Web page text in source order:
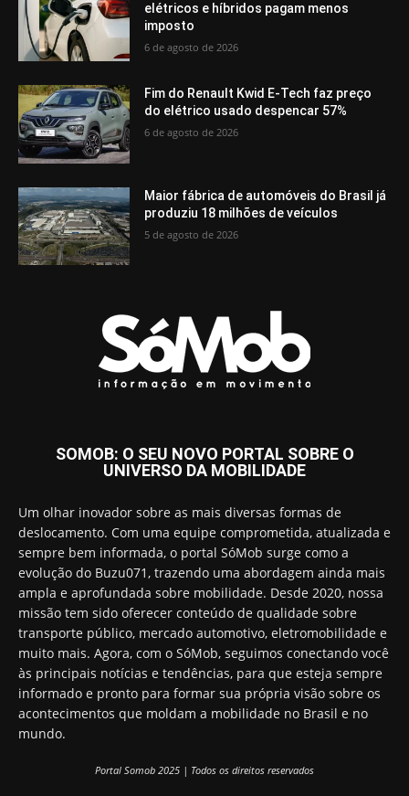
elétricos e híbridos pagam menos
imposto
6 de agosto de 2026
Fim do Renault Kwid E-Tech faz preço
do elétrico usado despencar 57%
6 de agosto de 2026
Maior fábrica de automóveis do Brasil já
produziu 18 milhões de veículos
5 de agosto de 2026
SOMOB: O SEU NOVO PORTAL SOBRE O
UNIVERSO DA MOBILIDADE
Um olhar inovador sobre as mais diversas formas de
deslocamento. Com uma equipe comprometida, atualizada e
sempre bem informada, o portal SóMob surge como a
evolução do Buzu071, trazendo uma abordagem ainda mais
ampla e aprofundada sobre mobilidade. Desde 2020, nossa
missão tem sido oferecer conteúdo de qualidade sobre
transporte público, mercado automotivo, eletromobilidade e
muito mais. Agora, com o SóMob, seguimos conectando você
às principais notícias e tendências, para que esteja sempre
informado e pronto para formar sua própria visão sobre os
acontecimentos que moldam a mobilidade no Brasil e no
mundo.
Portal Somob 2025 | Todos os direitos reservados